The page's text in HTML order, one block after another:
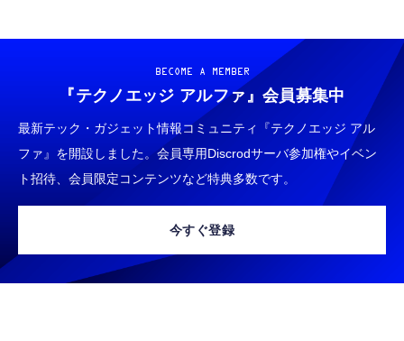
BECOME A MEMBER
『テクノエッジ アルファ』 会員募集中
最新テック・ガジェット情報コミュニティ『テクノエッジ アル
ファ』を開設しました。会員専用Discrodサーバ参加権やイベン
ト招待、会員限定コンテンツなど特典多数です。
今すぐ登録